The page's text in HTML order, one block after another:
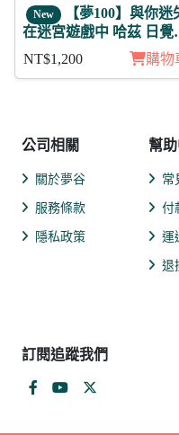
New 【夢100】與你迷
在迷宮遊戲中 哈茲 日覺
徽章11入組
NT$1,200 購物
公司相關
關於夢谷
服務條款
隱私政策
幫
常
付
運
退
訂閱追蹤我們